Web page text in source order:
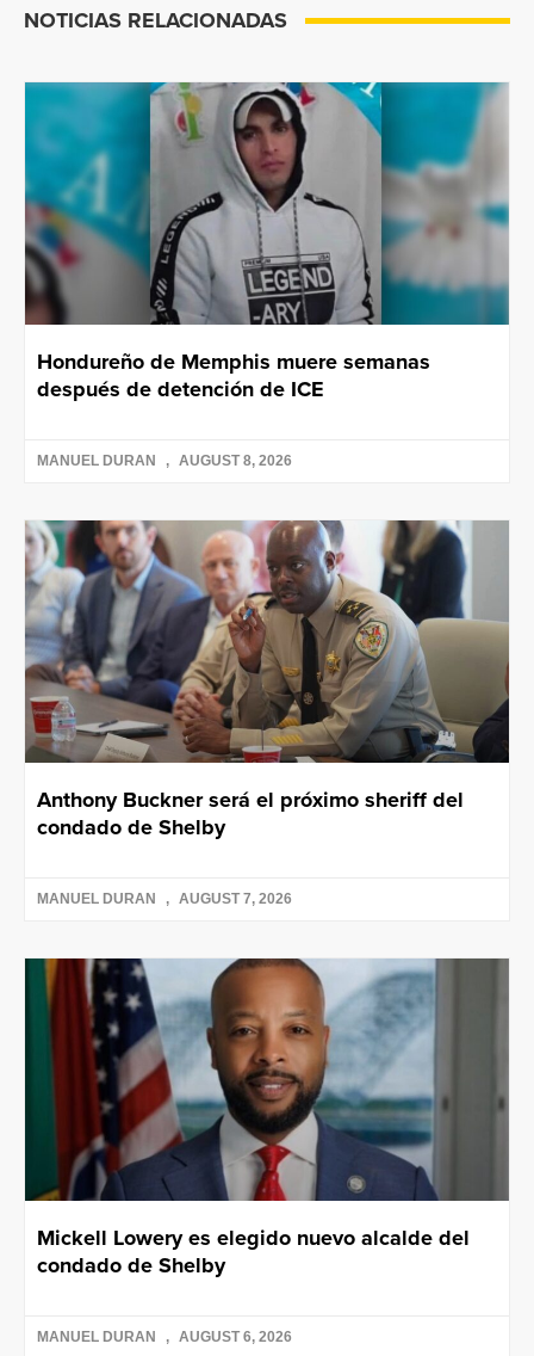
NOTICIAS RELACIONADAS
Hondureño de Memphis muere semanas
después de detención de ICE
MANUEL DURAN AUGUST 8, 2026
Anthony Buckner será el próximo sheriff del
condado de Shelby
MANUEL DURAN AUGUST 7, 2026
Mickell Lowery es elegido nuevo alcalde del
condado de Shelby
MANUEL DURAN AUGUST 6, 2026